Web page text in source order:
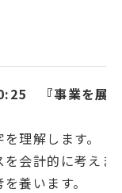
『事業を展
理解します。
を会計的に考えま
養います。